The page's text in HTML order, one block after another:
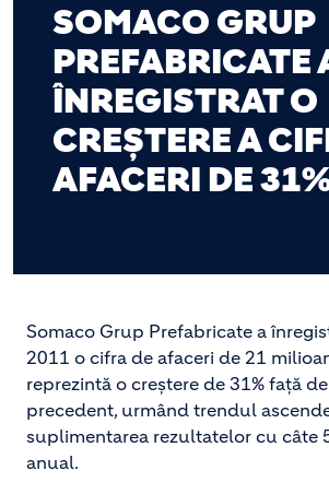
SOMACO GRUP
PREFABRICATE
ÎNREGISTRAT O
CREȘTERE A
AFACERI DE
Somaco Grup Prefabricate a
2011 o cifra de afaceri de 21
reprezintă o creștere de 31% față
precedent, urmând trendul
suplimentarea rezultatelor cu câte
anual.